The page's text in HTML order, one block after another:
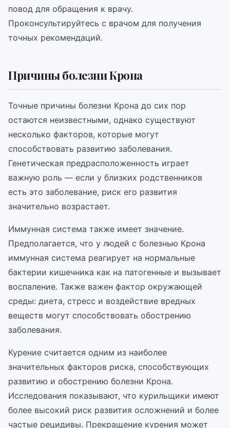
повод для обращения к врачу.
Проконсультируйтесь с врачом для получения
точных рекомендаций.
Причины болезни Крона
Точные причины болезни Крона до сих пор
остаются неизвестными, однако существуют
несколько факторов, которые могут
способствовать развитию заболевания.
Генетическая предрасположенность играет
важную роль — если у близких родственников
есть это заболевание, риск его развития
значительно возрастает.
Иммунная система также имеет значение.
Предполагается, что у людей с болезнью Крона
иммунная система реагирует на нормальные
бактерии кишечника как на патогенные и вызывает
воспаление. Также важен фактор окружающей
среды: диета, стресс и воздействие вредных
веществ могут способствовать обострению
заболевания.
Курение считается одним из наиболее
значительных факторов риска, способствующих
развитию и обострению болезни Крона.
Исследования показывают, что курильщики имеют
более высокий риск развития осложнений и более
частые рецидивы. Прекращение курения может